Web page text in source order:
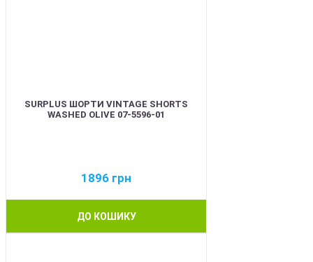
SURPLUS ШОРТИ VINTAGE SHORTS
WASHED OLIVE 07-5596-01
1896 грн
ДО КОШИКУ